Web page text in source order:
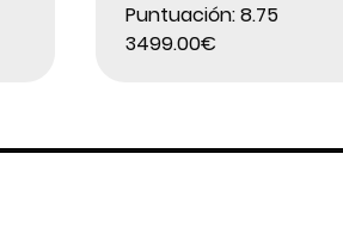
Puntuación: 8.75
3499.00€